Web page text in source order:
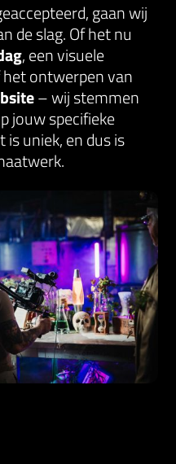
gaan wij
de slag. Of het nu
, een visuele
ontwerpen van
– wij stemmen
jouw specifieke
is uniek, en dus is